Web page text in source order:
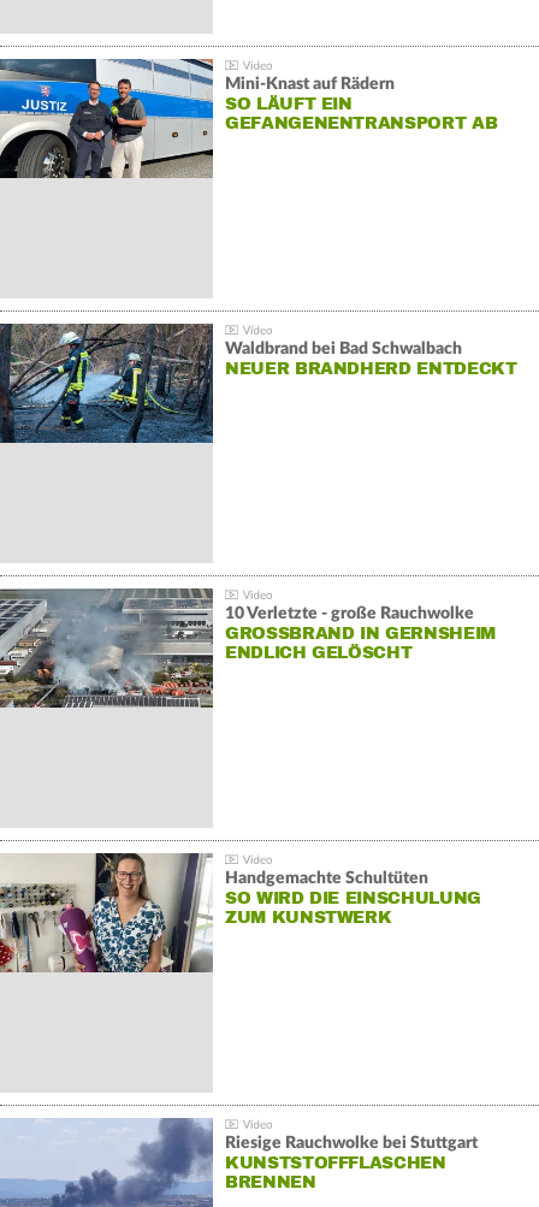
Mini-Knast auf Rädern
SO LÄUFT EIN
GEFANGENENTRANSPORT AB
Waldbrand bei Bad Schwalbach
NEUER BRANDHERD ENTDECKT
10 Verletzte - große Rauchwolke
GROSSBRAND IN GERNSHEIM E
NDLICH GELÖSCHT
Handgemachte Schultüten
SO WIRD DIE EINSCHULUNG
ZUM KUNSTWERK
Riesige Rauchwolke bei Stuttgart
KUNSTSTOFFFLASCHEN
BRENNEN